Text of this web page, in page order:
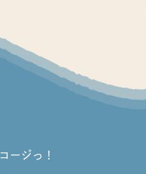
ージっ！